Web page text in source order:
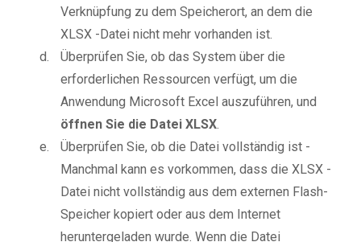
Verknüpfung zu dem Speicherort, an dem die
XLSX -Datei nicht mehr vorhanden ist.
Überprüfen Sie, ob das System über die
erforderlichen Ressourcen verfügt, um die
Anwendung Microsoft Excel auszuführen, und
öffnen Sie die Datei XLSX.
Überprüfen Sie, ob die Datei vollständig ist -
Manchmal kann es vorkommen, dass die XLSX -
Datei nicht vollständig aus dem externen Flash-
Speicher kopiert oder aus dem Internet
heruntergeladen wurde. Wenn die Datei